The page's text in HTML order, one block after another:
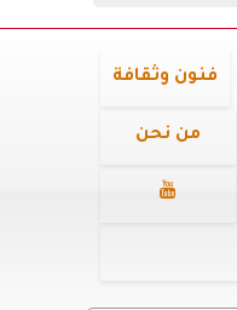
فنون وثقافة
من نحن
